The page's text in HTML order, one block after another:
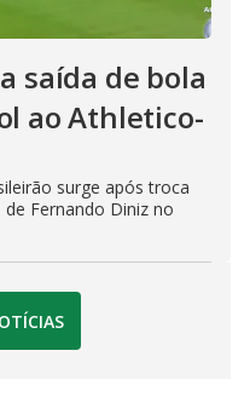
saída de bola
ao Athletico-
surge após troca
Fernando Diniz no